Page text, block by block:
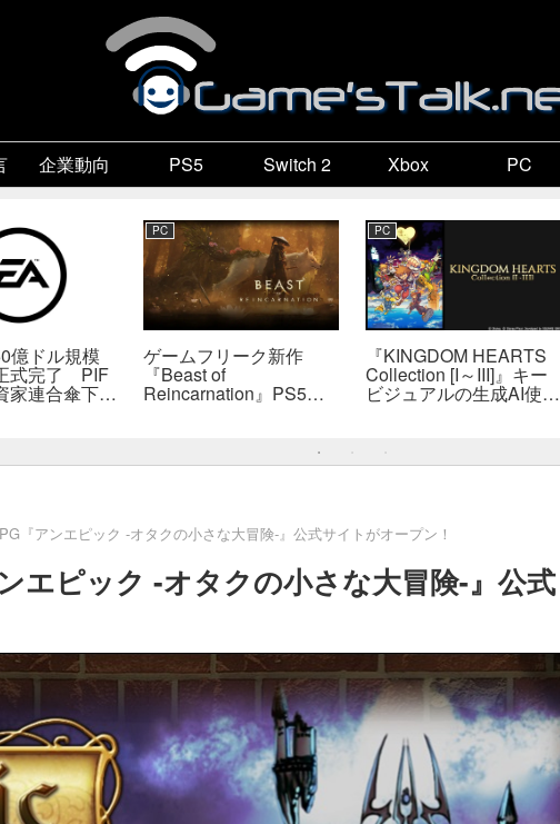
企業動向 PS5 Switch 2 Xbox PC
億ドル規模
式完了 PIF
家連合傘下で
PC
ゲームフリーク新作
『Beast of
Reincarnation』PS5版
の“ボス再戦続き”には不
満
PC
『KINGDOM HEARTS
Collection [I～III]』キー
ビジュアルの生成AI使用
為的ミス」
『アンエピック -オタクの小さな大冒険-』公式サイトがオープン！
エピック -オタクの小さな大冒険-』公式